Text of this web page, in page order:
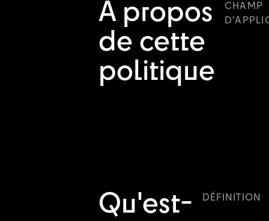
À propos
de cette
politique
CHAMP
Qu'est-
DÉFINITION